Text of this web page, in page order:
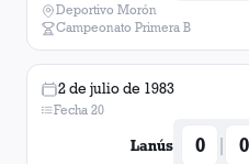
Deportivo Morón
Campeonato Primera B
2 de julio de 1983
Fecha 20
Lanús 0 | 0